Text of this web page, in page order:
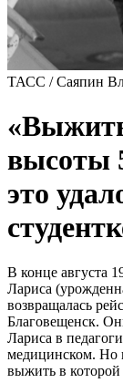
ТАСС / Саяпин
высоты
это
В конце августа
Лариса
возвращалась
Благовещенск.
Лариса в
медицинском. Но
выжить в которой